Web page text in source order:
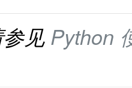
见 Python